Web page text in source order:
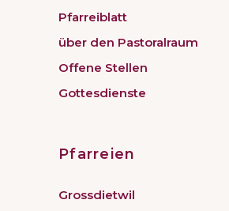
Pfarreiblatt
über den Pastoralraum
Offene Stellen
Gottesdienste
Pfarreien
Grossdietwil